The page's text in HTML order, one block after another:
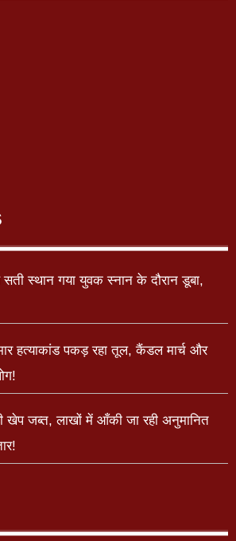
स्थान गया युवक स्नान के दौरान डूबा,
हत्याकांड पकड़ रहा तूल, कैंडल मार्च और
खेप जब्त, लाखों में आँकी जा रही अनुमानित